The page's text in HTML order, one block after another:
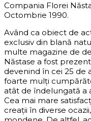
Compania Florei
Octombrie 1990.
Având ca obiect de
exclusiv din blană
multe magazine de
Năstase a fost
devenind în cei 25 de
foarte mulți
atât de îndelungată a
Cea mai mare
creații în diverse